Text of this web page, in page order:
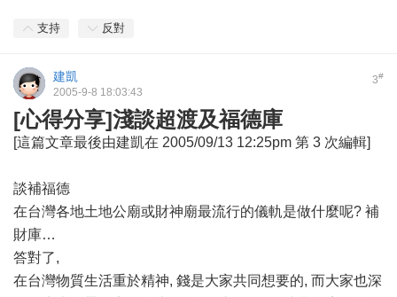
支持 反對
3#
建凱
2005-9-8 18:03:43
[心得分享]淺談超渡及福德庫
[這篇文章最後由建凱在 2005/09/13 12:25pm 第 3 次編輯]
談補福德
在台灣各地土地公廟或財神廟最流行的儀軌是做什麼呢? 補
財庫…
答對了,
在台灣物質生活重於精神, 錢是大家共同想要的, 而大家也深